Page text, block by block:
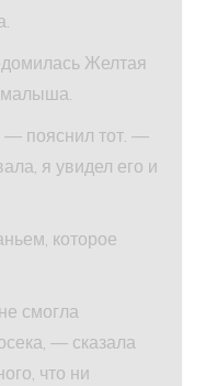
Желтая
малыша.
пояснил тот. —
я увидел его и
которое
смогла
— сказала
что ни